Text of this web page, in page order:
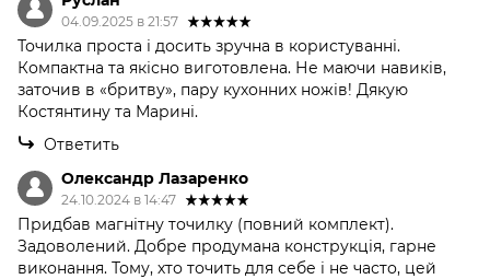
04.09.2025 в 21:57
Точилка проста і досить зручна в користуванні.
Компактна та якісно виготовлена. Не маючи навиків,
заточив в «бритву», пару кухонних ножів! Дякую
Костянтину та Марині.
Ответить
Олександр Лазаренко
24.10.2024 в 14:47
Придбав магнітну точилку (повний комплект).
Задоволений. Добре продумана конструкція, гарне
виконання. Тому, хто точить для себе і не часто, цей